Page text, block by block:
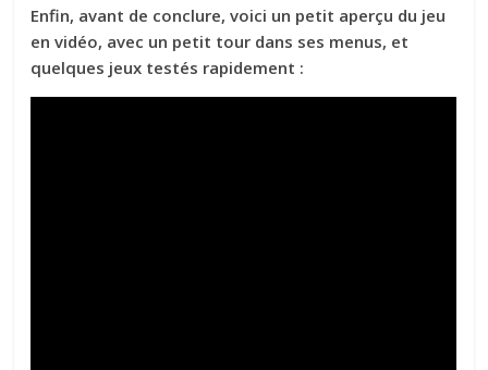
Enfin, avant de conclure, voici un petit aperçu du jeu
en vidéo, avec un petit tour dans ses menus, et
quelques jeux testés rapidement :